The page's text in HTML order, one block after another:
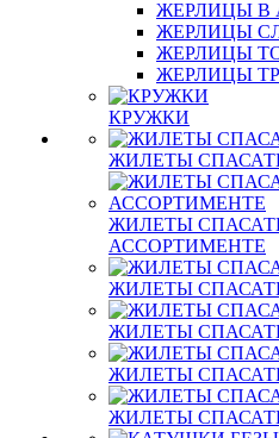
ЖЕРЛИЦЫ В
ЖЕРЛИЦЫ
ЖЕРЛИЦЫ
ЖЕРЛИЦЫ
КРУЖКИ
ЖИЛЕТЫ
ЖИЛЕТЫ
АССОРТИМЕНТЕ
ЖИЛЕТЫ
ЖИЛЕТЫ
ЖИЛЕТЫ
ЖИЛЕТЫ